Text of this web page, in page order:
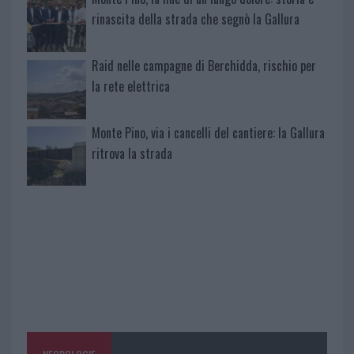
rinascita della strada che segnò la Gallura
Raid nelle campagne di Berchidda, rischio per
la rete elettrica
Monte Pino, via i cancelli del cantiere: la Gallura
ritrova la strada